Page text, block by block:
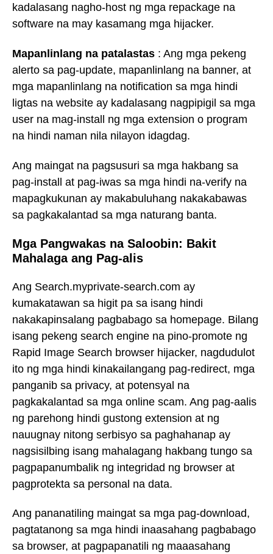
kadalasang nagho-host ng mga repackage na
software na may kasamang mga hijacker.
Mapanlinlang na patalastas : Ang mga pekeng
alerto sa pag-update, mapanlinlang na banner, at
mga mapanlinlang na notification sa mga hindi
ligtas na website ay kadalasang nagpipigil sa mga
user na mag-install ng mga extension o program
na hindi naman nila nilayon idagdag.
Ang maingat na pagsusuri sa mga hakbang sa
pag-install at pag-iwas sa mga hindi na-verify na
mapagkukunan ay makabuluhang nakakabawas
sa pagkakalantad sa mga naturang banta.
Mga Pangwakas na Saloobin: Bakit
Mahalaga ang Pag-alis
Ang Search.myprivate-search.com ay
kumakatawan sa higit pa sa isang hindi
nakakapinsalang pagbabago sa homepage. Bilang
isang pekeng search engine na pino-promote ng
Rapid Image Search browser hijacker, nagdudulot
ito ng mga hindi kinakailangang pag-redirect, mga
panganib sa privacy, at potensyal na
pagkakalantad sa mga online scam. Ang pag-aalis
ng parehong hindi gustong extension at ng
nauugnay nitong serbisyo sa paghahanap ay
nagsisilbing isang mahalagang hakbang tungo sa
pagpapanumbalik ng integridad ng browser at
pagprotekta sa personal na data.
Ang pananatiling maingat sa mga pag-download,
pagtatanong sa mga hindi inaasahang pagbabago
sa browser, at pagpapanatili ng maaasahang